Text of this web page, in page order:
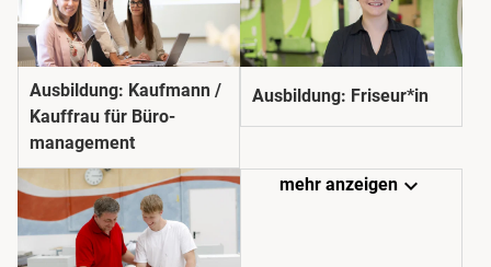
Ausbildung: Kaufmann /
Kauffrau für Büro­­
management
Ausbildung: Friseur*in
mehr anzeigenexpand_more